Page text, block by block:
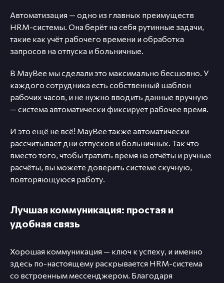
Автоматизация — одно из главных преимуществ
HRM-системы. Она берёт на себя рутинные задачи,
такие как учёт рабочего времени и обработка
запросов на отпуска и больничные.
В MayBee мы сделали это максимально бесшовно. У
каждого сотрудника есть собственный шаблон
рабочих часов, и не нужно вводить данные вручную
— система автоматически фиксирует рабочее время.
И это ещё не всё! MayBee также автоматически
рассчитывает дни отпусков и больничных. Так что
вместо того, чтобы тратить время на отчёты и ручные
расчёты, вы можете доверить системе скучную,
повторяющуюся работу.
Лучшая коммуникация: простая и
удобная связь
Хорошая коммуникация — ключ к успеху, и именно
здесь по-настоящему раскрывается HRM-система
со встроенным мессенджером. Благодаря